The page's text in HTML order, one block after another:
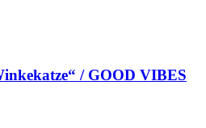
/ GOOD VIBES